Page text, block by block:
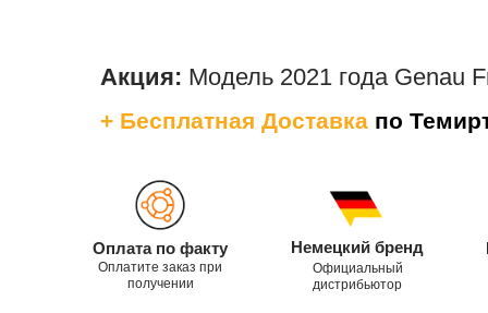
Немецкий бренд
Официальный
дистрибьютор
Оплата по факту
Оплатите заказ при
получении
Акция: Модель 2021 года Genau
+ Бесплатная Доставка по